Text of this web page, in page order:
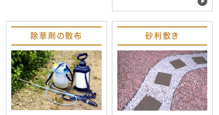
除草剤の散布 砂利敷き